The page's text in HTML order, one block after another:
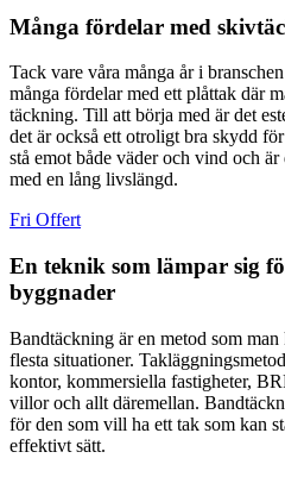
Många fördelar med
Tack vare våra många år i
många fördelar med ett plåttak där
täckning. Till att börja med är det
det är också ett otroligt bra skydd
stå emot både väder och vind och
med en lång livslängd.
Fri Offert
En teknik som lämpar sig
byggnader
Bandtäckning är en metod som
flesta situationer.
kontor, kommersiella fastigheter,
villor och allt däremellan.
för den som vill ha ett tak som kan
effektivt sätt.